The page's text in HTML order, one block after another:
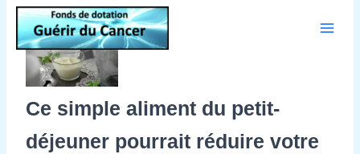
Aller
contenu
Ce simple aliment du petit-
déjeuner pourrait réduire votre